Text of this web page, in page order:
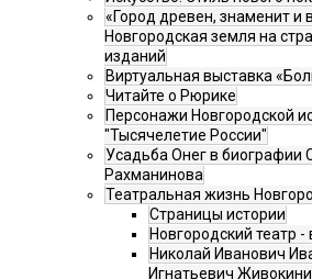
«Город древен, знаменит и
Новгородская земля на
изданий
Виртуальная выставка
Читайте о Рюрике
Персонажи Новгородской
"Тысячелетие России"
Усадьба Онег в биографии
Рахманинова
Театральная жизнь
Страницы истории
Новгородский театр -
Николай Иванович
Игнатьевич Живокини